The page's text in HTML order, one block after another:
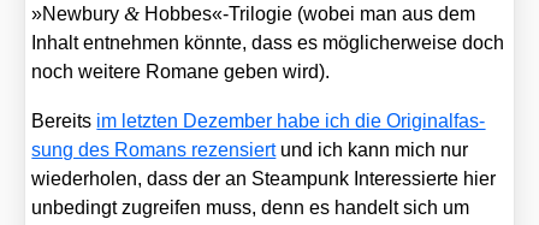
»New­bury& Hobbes«-Trilogie (wobei man aus dem
Inhalt ent­neh­men könn­te, dass es mög­li­cher­wei­se doch
noch wei­te­re Roma­ne geben wird).
Bereits im letz­ten Dezem­ber habe ich die Ori­gi­nal­fas­
sung des Romans rezen­siertund ich kann mich nur
wie­der­ho­len, dass der an Steam­punk Inter­es­sier­te hier
unbe­dingt zugrei­fen muss, denn es han­delt sich um